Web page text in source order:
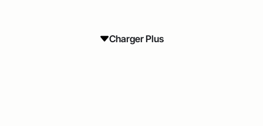
Charger Plus